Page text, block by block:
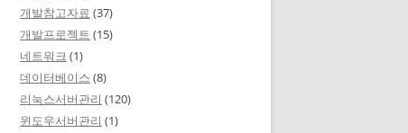
개발참고자료 (37)
개발프로젝트 (15)
네트워크 (1)
데이터베이스 (8)
리눅스서버관리 (120)
윈도우서버관리 (1)